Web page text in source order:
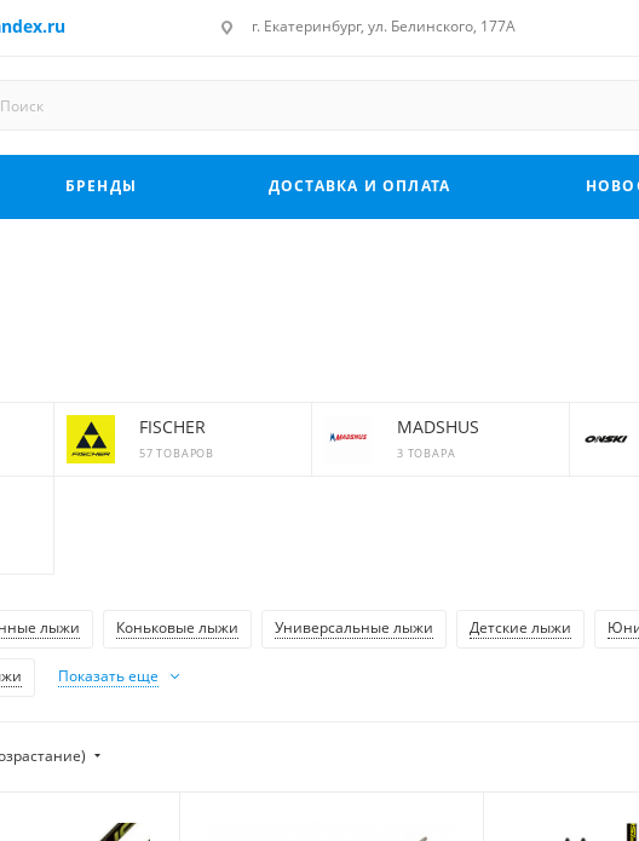
г. Екатеринбург, ул. Белинского, 177А
БРЕНДЫ ДОСТАВКА И ОПЛАТА
FISCHER
57 ТОВАРОВ
MADSHUS
3 ТОВАРА
лыжи Коньковые лыжи Универсальные лыжи Детские лыжи
Показать еще